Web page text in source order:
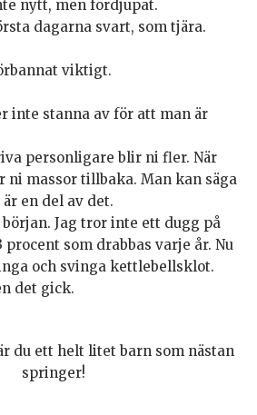
nytt, men fördjupat.
dagarna svart, som tjära.
viktigt.
inte stanna av för att man är
personligare blir ni fler. När
ni massor tillbaka. Man kan säga
en del av det.
Jag tror inte ett dugg på
procent som drabbas varje år. Nu
och svinga kettlebellsklot.
det gick.
du ett helt litet barn som nästan
springer!